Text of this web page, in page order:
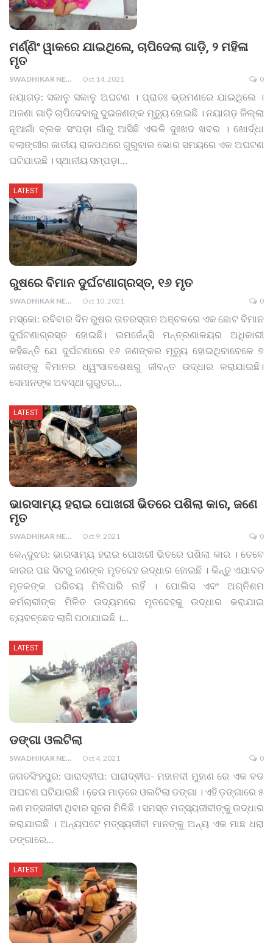
ମର୍ଣ୍ଣିଂ ୱାକରେ ଯାଇଥିଲେ, ଚାପିଦେଲା ଗାଡ଼ି, ୨ ମହିଳା
ମୃତ
SWADHIKAR NEWS Oct 14, 2021 0
ନୟାଗଡ଼: ସକାଳୁ ସକାଳୁ ଅଘଟଣ । ପ୍ରାତଃ ଭ୍ରମଣରେ ଯାଇଥିଲେ ।
ଅଜଣା ଗାଡ଼ି ଚାପିଦେବାରୁ ଦୁଇଜଣଙ୍କ ମୃତ୍ୟୁ ହୋଇଛି । ନୟାଗଡ଼ ଜିଲ୍ଲା
ନୂଆଗାଁ ବ୍ଲକ ସଂପଡ଼ା ଗାଁରୁ ଆସିଛି ଏଭଳି ଦୁଃଖଦ ଖବର । ଖୋର୍ଦ୍ଧା
ବଲାଙ୍ଗୀର ଜାତୀୟ ରାଜପଥରେ ଗୁରୁବାର ଭୋର ସମୟରେ ଏକ ଅଘଟଣ
ଘଟିଯାଇଛି । ସ୍ଥାନୀୟ ସମ୍ପଡ଼ା…
LATEST
ରୁଷରେ ବିମାନ ଦୁର୍ଘଟଣାଗ୍ରସ୍ତ, ୧୬ ମୃତ
SWADHIKAR NEWS Oct 10, 2021 0
ମସ୍କୋ: ରବିବାର ଦିନ ରୁଷର ତାତରସ୍ତାନ ଅଞ୍ଚଳରେ ଏକ ଛୋଟ ବିମାନ
ଦୁର୍ଘଟଣାଗ୍ରସ୍ତ ହୋଇଛି। ଇମର୍ଜେନ୍ସି ମନ୍ତ୍ରଣାଳୟର ଅଧିକାରୀ
କହିଛନ୍ତି ଯେ ଦୁର୍ଘଟଣାରେ ୧୬ ଜଣଙ୍କର ମୃତ୍ୟୁ ହୋଇଥିବାବେଳେ ୭
ଜଣଙ୍କୁ ବିମାନର ଧ୍ୱଂସାବଶେଷରୁ ଜୀବନ୍ତ ଉଦ୍ଧାର କରାଯାଇଛି।
ସେମାନଙ୍କ ଅବସ୍ଥା ଗୁରୁତର
LATEST
ଭାରସାମ୍ୟ ହରାଇ ପୋଖରୀ ଭିତରେ ପଶିଲା କାର, ଜଣେ
ମୃତ
SWADHIKAR NEWS Oct 9, 2021 0
କେନ୍ଦୁଝର: ଭାରସାମ୍ୟ ହରାଇ ପୋଖରୀ ଭିତରେ ପଶିଲା କାର । ତେବେ
କାରର ପଛ ସିଟରୁ ଜଣଙ୍କ ମୃତଦେହ ଉଦ୍ଧାର ହୋଇଛି । କିନ୍ତୁ ଏଯାବତ
ମୃତକଙ୍କ ପରିଚୟ ମିଳିପାରି ନାହିଁ । ପୋଲିସ ଏବଂ ଅଗ୍ନିଶମ
କର୍ମଚାରୀଙ୍କ ମିଳିତ ଉଦ୍ୟମରେ ମୃତଦେହକୁ ଉଦ୍ଧାର କରାଯାଇ
ବ୍ୟବଚ୍ଛେଦ ଲାଗି ପଠାଯାଇଛି ।…
LATEST
ଡଙ୍ଗା ଓଲଟିଲା
SWADHIKAR NEWS Oct 4, 2021 0
ଜଗତସିଂହପୁର: ପାରାଦ୍ଵୀପ: ପାରାଦ୍ଵୀପ- ମହାନଦୀ ମୁହାଣ ରେ ଏକ ବଡ
ଅଘଟଣ ଘଟିଯାଇଛି । ଢେ଼ଉ ମାଡ଼ରେ ଓଲଟିଲା ଡଙ୍ଗା । ଏହି ଡ଼ଙ୍ଗାରେ ୫
ଜଣ ମତ୍ସଜୀବୀ ଥିବାର ସୂଚନା ମିଳିଛି । ସମସ୍ତ ମତ୍ସ୍ୟଜୀବୀଙ୍କୁ ଉଦ୍ଧାର
କରାଯାଇଛି । ଅନ୍ୟପଟେ ମତ୍ସ୍ୟଜୀବୀ ମାନଙ୍କୁ ଅନ୍ୟ ଏକ ମାଛ ଧରା
ଡଙ୍ଗାରେ
LATEST